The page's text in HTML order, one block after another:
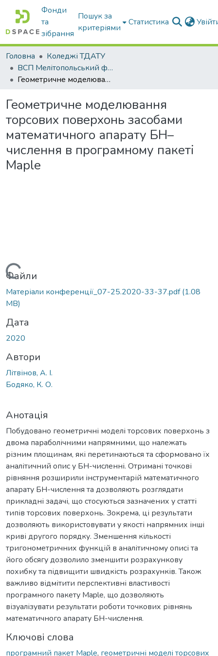
Фонди
та
зібрання
Пошук за
критеріями
Статистика
Головна
Коледжі ТДАТУ
ВСП Мелітопольський фаховий коледж ТДАТУ
Геометричне моделювання торсових поверхонь засобами математичного апарату БН–числення в програмному пакеті Maple
Геометричне моделювання
торсових поверхонь засобами
математичного апарату БН–
числення в програмному пакеті
Maple
Вантажиться...
Файли
Матеріали конференції_07-25.2020-33-37.pdf(1.08
MB)
Дата
2020
Автори
Літвінов, А. І.
Бодяко, К. О.
Анотація
Побудовано геометричні моделі торсових поверхонь з
двома параболічними напрямними, що належать
різним площинам, які перетинаються та сформовано їх
аналітичний опис у БН-численні. Отримані точкові
рівняння розширили інструментарій математичного
апарату БН-числення та дозволяють розглядати
прикладні задачі, що стосуються зазначених у статті
типів торсових поверхонь. Зокрема, ці результати
дозволяють використовувати у якості напрямних інші
криві другого порядку. Зменшення кількості
тригонометричних функцій в аналітичному описі та
його обсягу дозволило зменшити розрахункову
похибку та підвищити швидкість розрахунків. Також
важливо відмітити перспективні властивості
програмного пакету Maple, що дозволяють
візуалізувати результати роботи точкових рівнянь
математичного апарату БН-числення.
Ключові слова
програмний пакет Maple, геометричні моделі торсових